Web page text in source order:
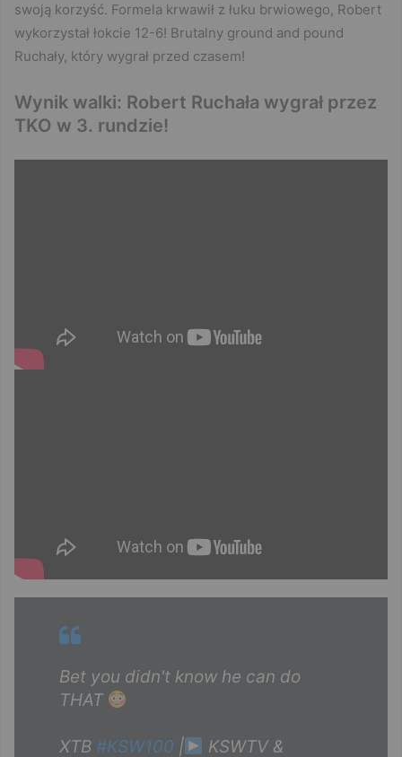
swoją korzyść. Formela krwawił z łuku brwiowego, Robert
wykorzystał łokcie 12-6! Brutalny ground and pound
Ruchały, który wygrał przed czasem!
Wynik walki: Robert Ruchała wygrał przez
TKO w 3. rundzie!
Bet you didn't know he can do
THAT
XTB #KSW100 | KSWTV &